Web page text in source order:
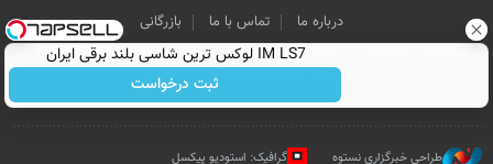
درباره ما تماس با ما
بازرگانی
All Content by Mehr News Agency is licensed under a Creative Commons
Attribution 4.0 International License.
طراحی خبرگزاری نستوه گرافیک: استودیو پیکسل
IM LS7 لوکس ترین شاسی بلند برقی ایران
ثبت درخواست